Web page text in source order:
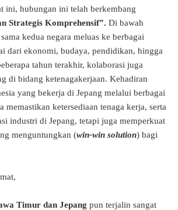
ini, hubungan ini telah berkembang
Strategis Komprehensif”. Di bawah
kedua negara meluas ke berbagai
dari ekonomi, budaya, pendidikan, hingga
tahun terakhir, kolaborasi juga
di bidang ketenagakerjaan. Kehadiran
yang bekerja di Jepang melalui berbagai
memastikan ketersediaan tenaga kerja, serta
industri di Jepang, tetapi juga memperkuat
menguntungkan (win-win solution) bagi
Timur dan Jepang pun terjalin sangat